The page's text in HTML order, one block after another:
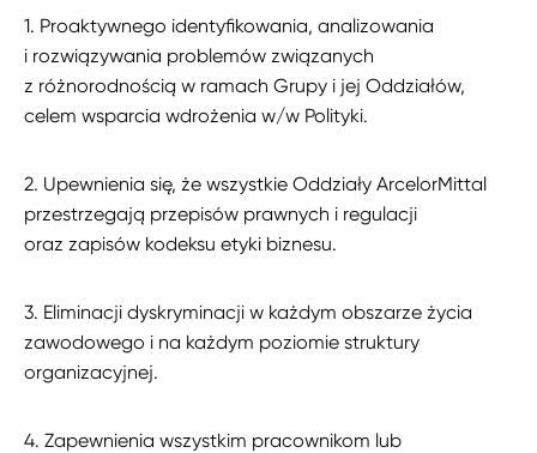
1. Proaktywnego identyfikowania, analizowania
i rozwiązywania problemów związanych
z różnorodnością w ramach Grupy i jej Oddziałów,
celem wsparcia wdrożenia w/w Polityki.
2. Upewnienia się, że wszystkie Oddziały ArcelorMittal
przestrzegają przepisów praw­nych i regulacji
oraz zapisów kodeksu etyki biznesu.
3. Eliminacji dyskryminacji w każdym obszarze życia
zawodowego i na każdym poziomie struktury
organizacyjnej.
4. Zapewnienia wszystkim pracownikom lub